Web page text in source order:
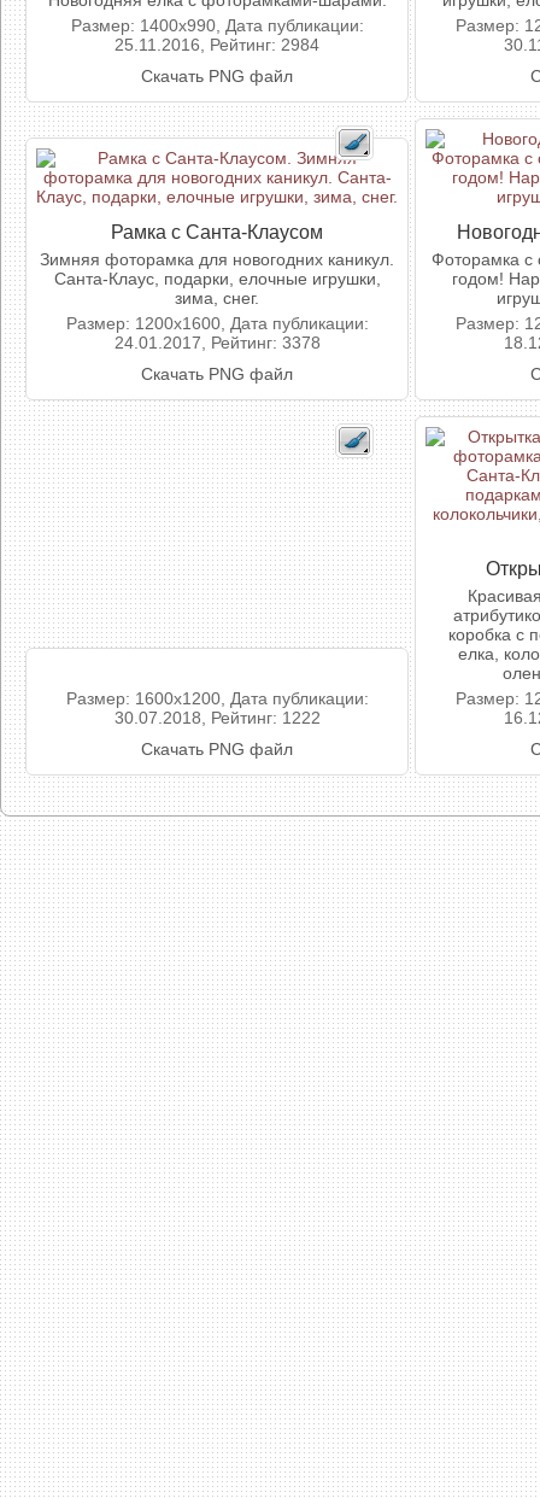
Размер: 1400x990, Дата публикации:
25.11.2016, Рейтинг: 2984
Скачать PNG файл
Размер:
Рамка с Санта-Клаусом
Зимняя фоторамка для новогодних каникул.
Санта-Клаус, подарки, елочные игрушки,
зима, снег.
Размер: 1200x1600, Дата публикации:
24.01.2017, Рейтинг: 3378
Скачать PNG файл
Фоторамка
годом!
Размер:
Размер: 1600x1200, Дата публикации:
30.07.2018, Рейтинг: 1222
Скачать PNG файл
коробка с
елка,
Размер: